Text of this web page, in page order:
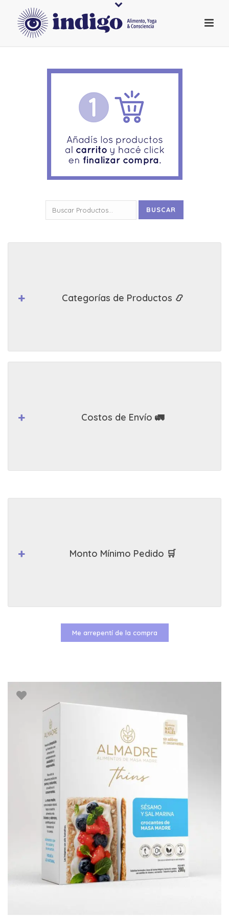
por:
BUSCAR
Categorías de Productos 📿
Costos de Envío 🚛
Monto Mínimo Pedido 🛒
Me arrepentí de la compra